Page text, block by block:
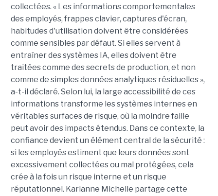
collectées. « Les informations comportementales
des employés, frappes clavier, captures d'écran,
habitudes d'utilisation doivent être considérées
comme sensibles par défaut. Si elles servent à
entraîner des systèmes IA, elles doivent être
traitées comme des secrets de production, et non
comme de simples données analytiques résiduelles »,
a-t-il déclaré. Selon lui, la large accessibilité de ces
informations transforme les systèmes internes en
véritables surfaces de risque, où la moindre faille
peut avoir des impacts étendus. Dans ce contexte, la
confiance devient un élément central de la sécurité :
si les employés estiment que leurs données sont
excessivement collectées ou mal protégées, cela
crée à la fois un risque interne et un risque
réputationnel. Karianne Michelle partage cette